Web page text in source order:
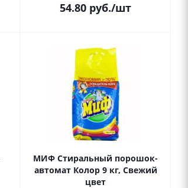
54.80 руб./шт
МИФ Стиральный порошок-
автомат Колор 9 кг, Свежий
цвет